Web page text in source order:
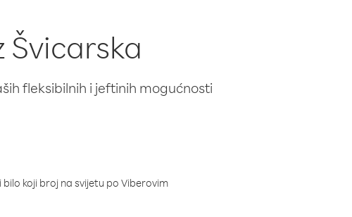
Švicarska
fleksibilnih i jeftinih mogućnosti
koji broj na svijetu po Viberovim